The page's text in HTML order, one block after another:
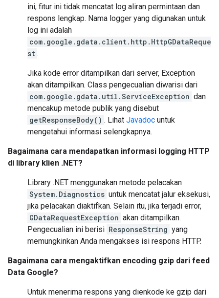
ini, fitur ini tidak mencatat log aliran permintaan dan
respons lengkap. Nama logger yang digunakan untuk
log ini adalah
com.google.gdata.client.http.HttpGDataReque
st .
Jika kode error ditampilkan dari server, Exception
akan ditampilkan. Class pengecualian diwarisi dari
com.google.gdata.util.ServiceException dan
mencakup metode publik yang disebut
getResponseBody() . Lihat Javadoc untuk
mengetahui informasi selengkapnya.
Bagaimana cara mendapatkan informasi logging HTTP
di library klien .NET?
Library .NET menggunakan metode pelacakan
System.Diagnostics untuk mencatat jalur eksekusi,
jika pelacakan diaktifkan. Selain itu, jika terjadi error,
GDataRequestException akan ditampilkan.
Pengecualian ini berisi ResponseString yang
memungkinkan Anda mengakses isi respons HTTP.
Bagaimana cara mengaktifkan encoding gzip dari feed
Data Google?
Untuk menerima respons yang dienkode ke gzip dari